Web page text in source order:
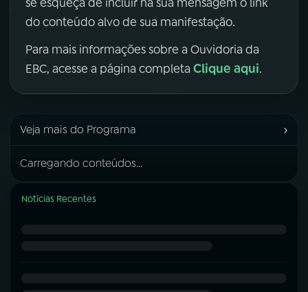
do conteúdo alvo de sua manifestação.
Para mais informações sobre a Ouvidoria da
EBC, acesse a página completa Clique aqui.
Veja mais do Programa ›
Carregando conteúdos...
Notícias Recentes